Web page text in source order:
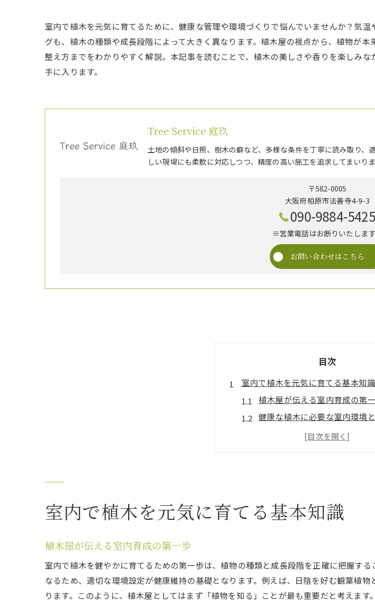
室内で植木を元気に育てるために、健康な管理や環境づくりで悩んでいませんか？気
グも、植木の種類や成長段階によって大きく異なります。植木屋の視点から、植物が
整え方までをわかりやすく解説。本記事を読むことで、植木の美しさや香りを楽しみ
手に入ります。
Tree Service 庭玖
土地の傾斜や日照、樹木の癖など、多様な条件を丁寧に読み取り
しい現場にも柔軟に対応しつつ、精度の高い施工を追求してまいりま
〒582-0005
大阪府柏原市法善寺4-9-3
090-9884-5425
※営業電話はお断りいたします
お問い合わせはこちら
目次
室内で植木を元気に育てる基本知識
植木屋が伝える室内育成の第
健康な植木に必要な室内環境
植木屋が推奨する室内管理の基
植物の成長を促す日々の観察
植木屋が伝授する健康な植木管理術
植木屋が重視する水やりのタイ
植木屋がすすめる日々のメン
肥料と栄養管理の基本ポイン
室内で植木を元気に育てる基本知識
植木屋が伝える室内育成の第一歩
室内で植木を健やかに育てるための第一歩は、植物の種類と成長段階を正確に把握す
なるため、適切な環境設定が健康維持の基礎となります。例えば、日陰を好む観葉植
ります。このように、植木屋としてはまず「植物を知る」ことが最も重要だと考えます。